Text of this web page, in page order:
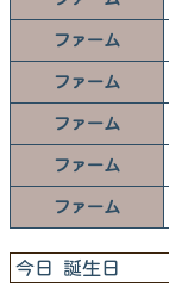
ファーム
ファーム
ファーム
ファーム
ファーム
今日 誕生日